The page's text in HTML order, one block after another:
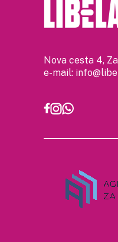
Nova cesta 4,
e-mail: